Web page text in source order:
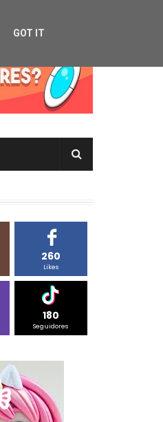
260
Likes
180
Seguidores
GOT IT